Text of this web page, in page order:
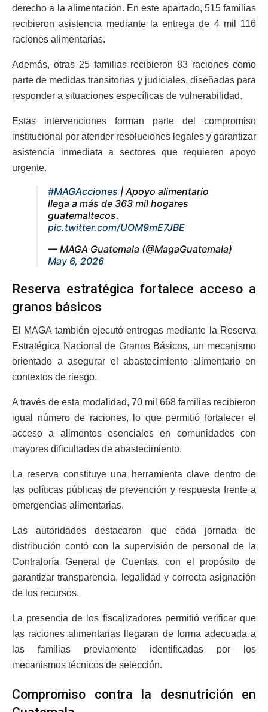
derecho a la alimentación. En este apartado, 515 familias
recibieron asistencia mediante la entrega de 4 mil 116
raciones alimentarias.
Además, otras 25 familias recibieron 83 raciones como
parte de medidas transitorias y judiciales, diseñadas para
responder a situaciones específicas de vulnerabilidad.
Estas intervenciones forman parte del compromiso
institucional por atender resoluciones legales y garantizar
asistencia inmediata a sectores que requieren apoyo
urgente.
#MAGAcciones | Apoyo alimentario
llega a más de 363 mil hogares
guatemaltecos.
pic.twitter.com/UOM9mE7JBE
— MAGA Guatemala (@MagaGuatemala)
May 6, 2026
Reserva estratégica fortalece acceso a
granos básicos
El MAGA también ejecutó entregas mediante la Reserva
Estratégica Nacional de Granos Básicos, un mecanismo
orientado a asegurar el abastecimiento alimentario en
contextos de riesgo.
A través de esta modalidad, 70 mil 668 familias recibieron
igual número de raciones, lo que permitió fortalecer el
acceso a alimentos esenciales en comunidades con
mayores dificultades de abastecimiento.
La reserva constituye una herramienta clave dentro de
las políticas públicas de prevención y respuesta frente a
emergencias alimentarias.
Las autoridades destacaron que cada jornada de
distribución contó con la supervisión de personal de la
Contraloría General de Cuentas, con el propósito de
garantizar transparencia, legalidad y correcta asignación
de los recursos.
La presencia de los fiscalizadores permitió verificar que
las raciones alimentarias llegaran de forma adecuada a
las familias previamente identificadas por los
mecanismos técnicos de selección.
Compromiso contra la desnutrición en